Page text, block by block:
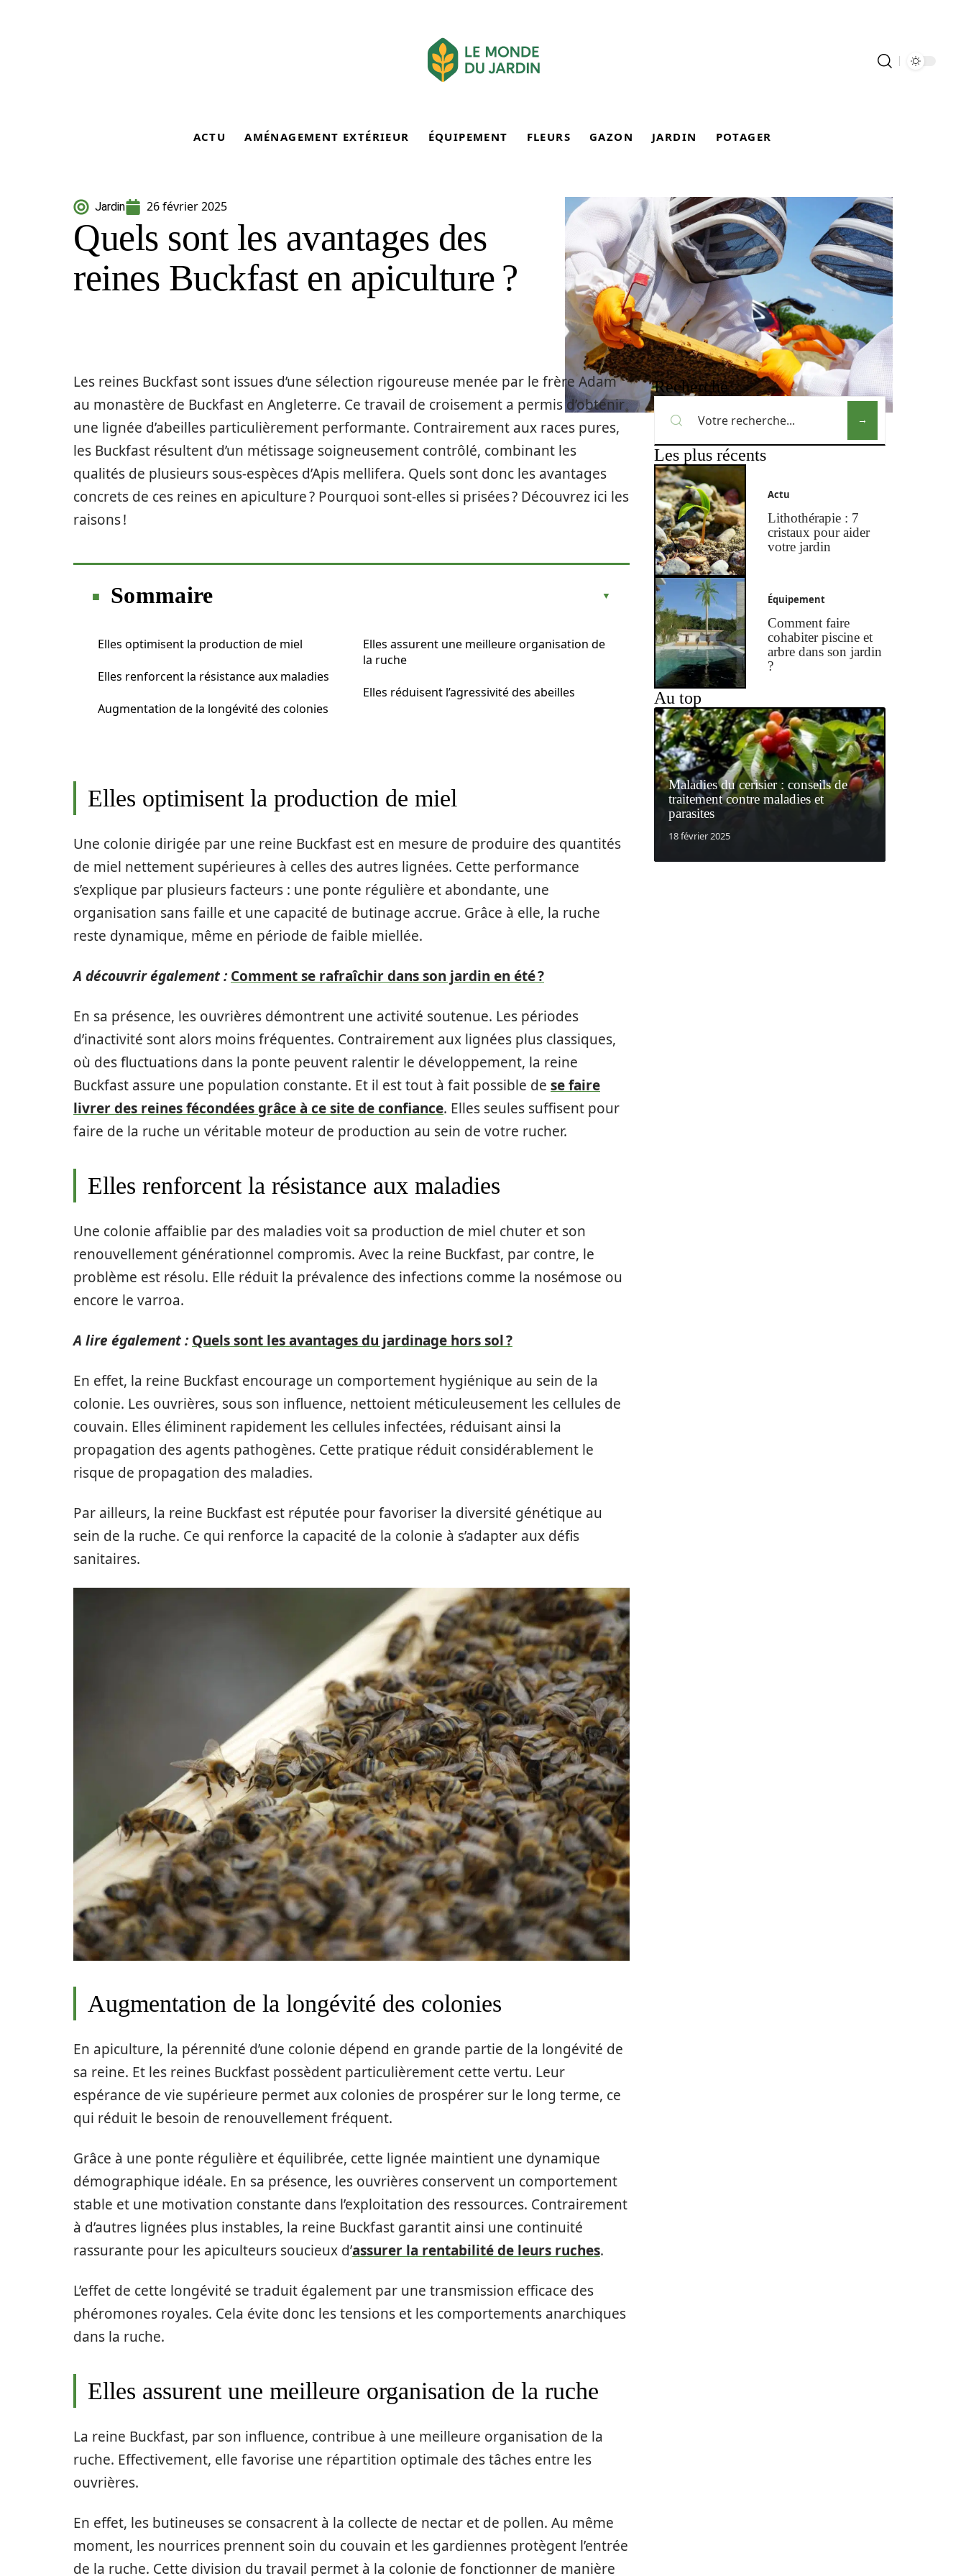
ACTU AMÉNAGEMENT EXTÉRIEUR ÉQUIPEMENT FLEURS GAZON JARDIN POTAGER
Jardin 26 février 2025
Quels sont les avantages des
reines Buckfast en apiculture ?
Les reines Buckfast sont issues d’une sélection rigoureuse menée par le frère Adam
au monastère de Buckfast en Angleterre. Ce travail de croisement a permis d’obtenir
une lignée d’abeilles particulièrement performante. Contrairement aux races pures,
les Buckfast résultent d’un métissage soigneusement contrôlé, combinant les
qualités de plusieurs sous-espèces d’Apis mellifera. Quels sont donc les avantages
concrets de ces reines en apiculture ? Pourquoi sont-elles si prisées ? Découvrez ici les
raisons !
Sommaire
Elles optimisent la production de miel
Elles renforcent la résistance aux maladies
Augmentation de la longévité des colonies
Elles assurent une meilleure organisation de
la ruche
Elles réduisent l’agressivité des abeilles
Elles optimisent la production de miel
Une colonie dirigée par une reine Buckfast est en mesure de produire des quantités
de miel nettement supérieures à celles des autres lignées. Cette performance
s’explique par plusieurs facteurs : une ponte régulière et abondante, une
organisation sans faille et une capacité de butinage accrue. Grâce à elle, la ruche
reste dynamique, même en période de faible miellée.
A découvrir également : Comment se rafraîchir dans son jardin en été ?
En sa présence, les ouvrières démontrent une activité soutenue. Les périodes
d’inactivité sont alors moins fréquentes. Contrairement aux lignées plus classiques,
où des fluctuations dans la ponte peuvent ralentir le développement, la reine
Buckfast assure une population constante. Et il est tout à fait possible de se faire
livrer des reines fécondées grâce à ce site de confiance. Elles seules suffisent pour
faire de la ruche un véritable moteur de production au sein de votre rucher.
Elles renforcent la résistance aux maladies
Une colonie affaiblie par des maladies voit sa production de miel chuter et son
renouvellement générationnel compromis. Avec la reine Buckfast, par contre, le
problème est résolu. Elle réduit la prévalence des infections comme la nosémose ou
encore le varroa.
A lire également : Quels sont les avantages du jardinage hors sol ?
En effet, la reine Buckfast encourage un comportement hygiénique au sein de la
colonie. Les ouvrières, sous son influence, nettoient méticuleusement les cellules de
couvain. Elles éliminent rapidement les cellules infectées, réduisant ainsi la
propagation des agents pathogènes. Cette pratique réduit considérablement le
risque de propagation des maladies.
Par ailleurs, la reine Buckfast est réputée pour favoriser la diversité génétique au
sein de la ruche. Ce qui renforce la capacité de la colonie à s’adapter aux défis
sanitaires.
Augmentation de la longévité des colonies
En apiculture, la pérennité d’une colonie dépend en grande partie de la longévité de
sa reine. Et les reines Buckfast possèdent particulièrement cette vertu. Leur
espérance de vie supérieure permet aux colonies de prospérer sur le long terme, ce
qui réduit le besoin de renouvellement fréquent.
Grâce à une ponte régulière et équilibrée, cette lignée maintient une dynamique
démographique idéale. En sa présence, les ouvrières conservent un comportement
stable et une motivation constante dans l’exploitation des ressources. Contrairement
à d’autres lignées plus instables, la reine Buckfast garantit ainsi une continuité
rassurante pour les apiculteurs soucieux d’assurer la rentabilité de leurs ruches.
L’effet de cette longévité se traduit également par une transmission efficace des
phéromones royales. Cela évite donc les tensions et les comportements anarchiques
dans la ruche.
Elles assurent une meilleure organisation de la ruche
La reine Buckfast, par son influence, contribue à une meilleure organisation de la
ruche. Effectivement, elle favorise une répartition optimale des tâches entre les
ouvrières.
En effet, les butineuses se consacrent à la collecte de nectar et de pollen. Au même
moment, les nourrices prennent soin du couvain et les gardiennes protègent l’entrée
de la ruche. Cette division du travail permet à la colonie de fonctionner de manière
Recherche
Les plus récents
Actu
Lithothérapie : 7
cristaux pour aider
votre jardin
Équipement
Comment faire
cohabiter piscine et
arbre dans son jardin
?
Au top
Maladies du cerisier : conseils de
traitement contre maladies et
parasites
18 février 2025